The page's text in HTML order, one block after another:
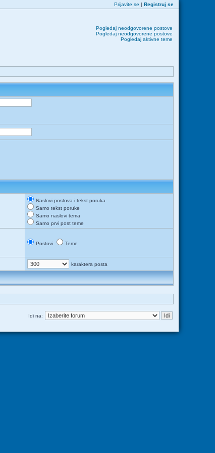
Prijavite se | Registruj se
Pogledaj neodgovorene postove
Pogledaj neodgovorene postove
Pogledaj aktivne teme
Naslovi postova i tekst poruka
Samo tekst poruke
Samo naslovi tema
Samo prvi post teme
Postovi Teme
karaktera posta
Idi na: